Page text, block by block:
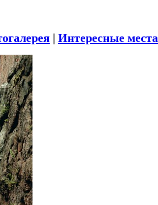
| Интересные места